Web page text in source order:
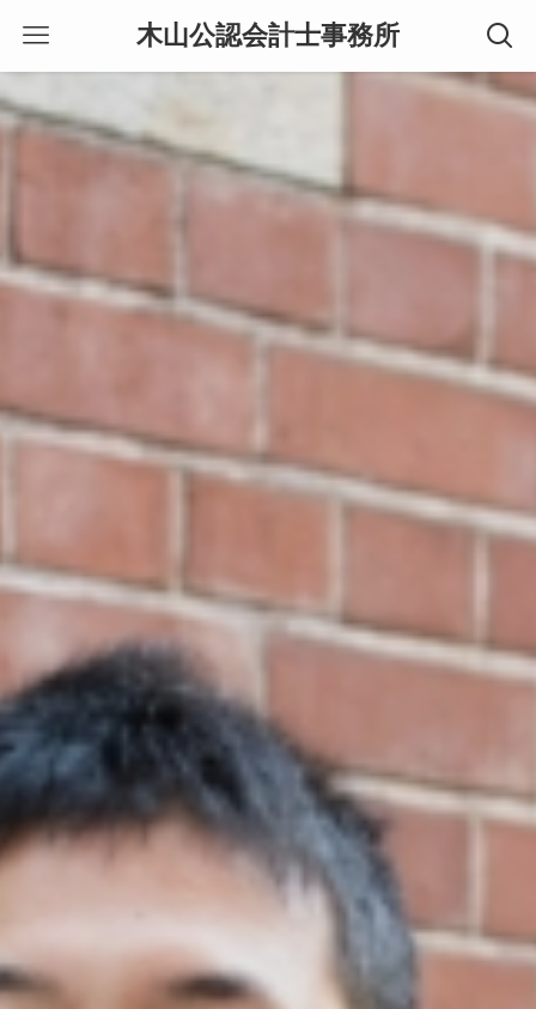
木山公認会計士事務所